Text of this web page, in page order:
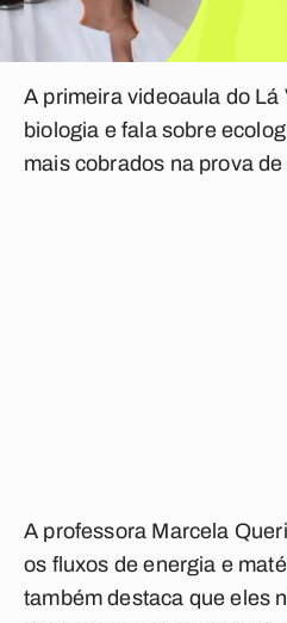
A primeira videoaula do Lá
biologia e fala sobre
mais cobrados na prova
A professora Marcela
os fluxos de energia e
também destaca que eles